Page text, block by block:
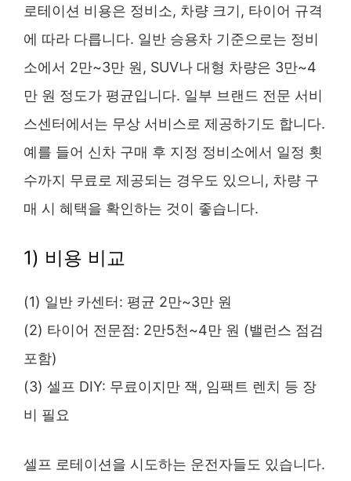
로테이션 비용은 정비소, 차량 크기, 타이어 규격
에 따라 다릅니다. 일반 승용차 기준으로는 정비
소에서 2만~3만 원, SUV나 대형 차량은 3만~4
만 원 정도가 평균입니다. 일부 브랜드 전문 서비
스센터에서는 무상 서비스로 제공하기도 합니다.
예를 들어 신차 구매 후 지정 정비소에서 일정 횟
수까지 무료로 제공되는 경우도 있으니, 차량 구
매 시 혜택을 확인하는 것이 좋습니다.
1) 비용 비교
(1) 일반 카센터: 평균 2만~3만 원
(2) 타이어 전문점: 2만5천~4만 원 (밸런스 점검
포함)
(3) 셀프 DIY: 무료이지만 잭, 임팩트 렌치 등 장
비 필요
셀프 로테이션을 시도하는 운전자들도 있습니다.